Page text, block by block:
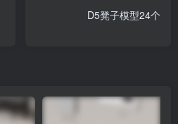
D5凳子模型24个